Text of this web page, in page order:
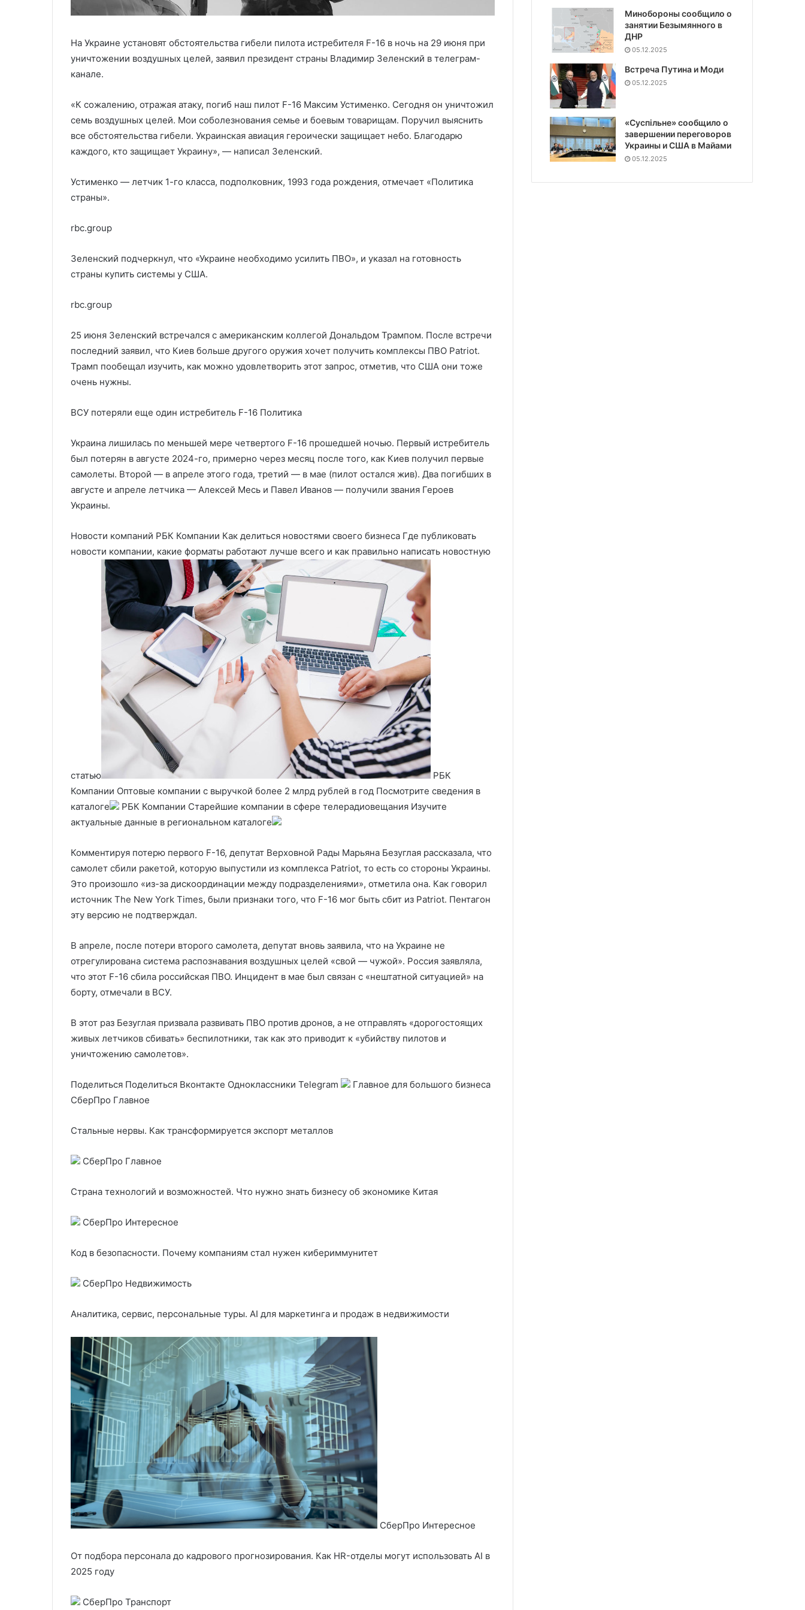
На Украине установят обстоятельства гибели пилота истребителя F-16 в ночь на 29 июня при
уничтожении воздушных целей, заявил президент страны Владимир Зеленский в телеграм-
канале.
«К сожалению, отражая атаку, погиб наш пилот F-16 Максим Устименко. Сегодня он уничтожил
семь воздушных целей. Мои соболезнования семье и боевым товарищам. Поручил выяснить
все обстоятельства гибели. Украинская авиация героически защищает небо. Благодарю
каждого, кто защищает Украину», — написал Зеленский.
Устименко — летчик 1-го класса, подполковник, 1993 года рождения, отмечает «Политика
страны».
rbc.group
Зеленский подчеркнул, что «Украине необходимо усилить ПВО», и указал на готовность
страны купить системы у США.
rbc.group
25 июня Зеленский встречался с американским коллегой Дональдом Трампом. После встречи
последний заявил, что Киев больше другого оружия хочет получить комплексы ПВО Patriot.
Трамп пообещал изучить, как можно удовлетворить этот запрос, отметив, что США они тоже
очень нужны.
ВСУ потеряли еще один истребитель F-16 Политика
Украина лишилась по меньшей мере четвертого F-16 прошедшей ночью. Первый истребитель
был потерян в августе 2024-го, примерно через месяц после того, как Киев получил первые
самолеты. Второй — в апреле этого года, третий — в мае (пилот остался жив). Два погибших в
августе и апреле летчика — Алексей Месь и Павел Иванов — получили звания Героев
Украины.
Новости компаний РБК Компании Как делиться новостями своего бизнеса Где публиковать
новости компании, какие форматы работают лучше всего и как правильно написать новостную
статью
РБК
Компании Оптовые компании с выручкой более 2 млрд рублей в год Посмотрите сведения в
каталоге
РБК Компании Старейшие компании в сфере телерадиовещания Изучите
актуальные данные в региональном каталоге
Комментируя потерю первого F-16, депутат Верховной Рады Марьяна Безуглая рассказала, что
самолет сбили ракетой, которую выпустили из комплекса Patriot, то есть со стороны Украины.
Это произошло «из-за дискоординации между подразделениями», отметила она. Как говорил
источник The New York Times, были признаки того, что F-16 мог быть сбит из Patriot. Пентагон
эту версию не подтверждал.
В апреле, после потери второго самолета, депутат вновь заявила, что на Украине не
отрегулирована система распознавания воздушных целей «свой — чужой». Россия заявляла,
что этот F-16 сбила российская ПВО. Инцидент в мае был связан с «нештатной ситуацией» на
борту, отмечали в ВСУ.
В этот раз Безуглая призвала развивать ПВО против дронов, а не отправлять «дорогостоящих
живых летчиков сбивать» беспилотники, так как это приводит к «убийству пилотов и
уничтожению самолетов».
Поделиться Поделиться Вконтакте Одноклассники Telegram
Главное для большого бизнеса
СберПро Главное
Стальные нервы. Как трансформируется экспорт металлов
СберПро Главное
Страна технологий и возможностей. Что нужно знать бизнесу об экономике Китая
СберПро Интересное
Код в безопасности. Почему компаниям стал нужен кибериммунитет
СберПро Недвижимость
Аналитика, сервис, персональные туры. AI для маркетинга и продаж в недвижимости
СберПро Интересное
От подбора персонала до кадрового прогнозирования. Как HR-отделы могут использовать AI в
2025 году
СберПро Транспорт
Минобороны сообщило о
занятии Безымянного в
ДНР
05.12.2025
Встреча Путина и Моди
05.12.2025
«Суспiльне» сообщило о
завершении переговоров
Украины и США в Майами
05.12.2025